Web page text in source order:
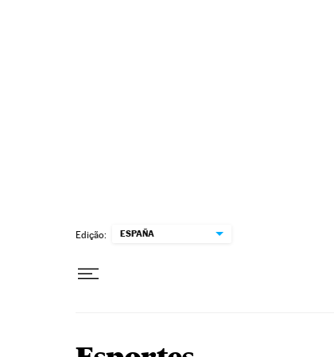
Edição: ESPAÑA